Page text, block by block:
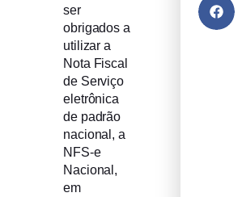
ser
obrigados a
utilizar a
Nota Fiscal
de Serviço
eletrônica
de padrão
nacional, a
NFS-e
Nacional,
em